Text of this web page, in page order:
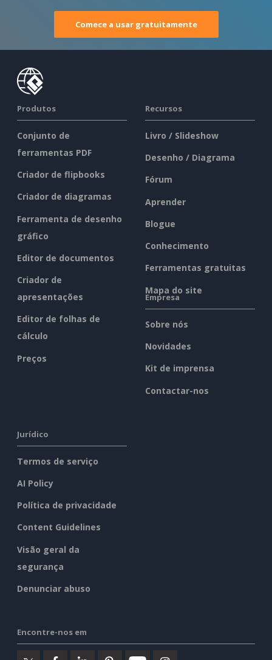
Comece a usar gratuitamente
Produtos
Conjunto de
ferramentas PDF
Criador de flipbooks
Criador de diagramas
Ferramenta de desenho
gráfico
Editor de documentos
Criador de
apresentações
Editor de folhas de
cálculo
Preços
Recursos
Livro / Slideshow
Desenho / Diagrama
Fórum
Aprender
Blogue
Conhecimento
Ferramentas gratuitas
Mapa do site
Empresa
Sobre nós
Novidades
Kit de imprensa
Contactar-nos
Jurídico
Termos de serviço
AI Policy
Política de privacidade
Content Guidelines
Visão geral da
segurança
Denunciar abuso
Encontre-nos em